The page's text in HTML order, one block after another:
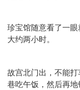
珍宝馆随意看了一
大约两小时。
故宫北门出，不能
巷吃午饭，然后再地